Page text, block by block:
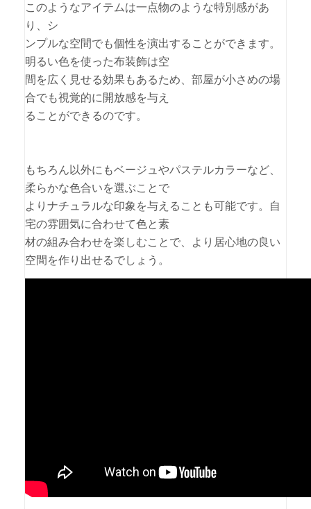
このようなアイテムは一点物のような特別感があ
り、シ
ンプルな空間でも個性を演出することができます。
明るい色を使った布装飾は空
間を広く見せる効果もあるため、部屋が小さめの場
合でも視覚的に開放感を与え
ることができるのです。
もちろん以外にもベージュやパステルカラーなど、
柔らかな色合いを選ぶことで
よりナチュラルな印象を与えることも可能です。自
宅の雰囲気に合わせて色と素
材の組み合わせを楽しむことで、より居心地の良い
空間を作り出せるでしょう。